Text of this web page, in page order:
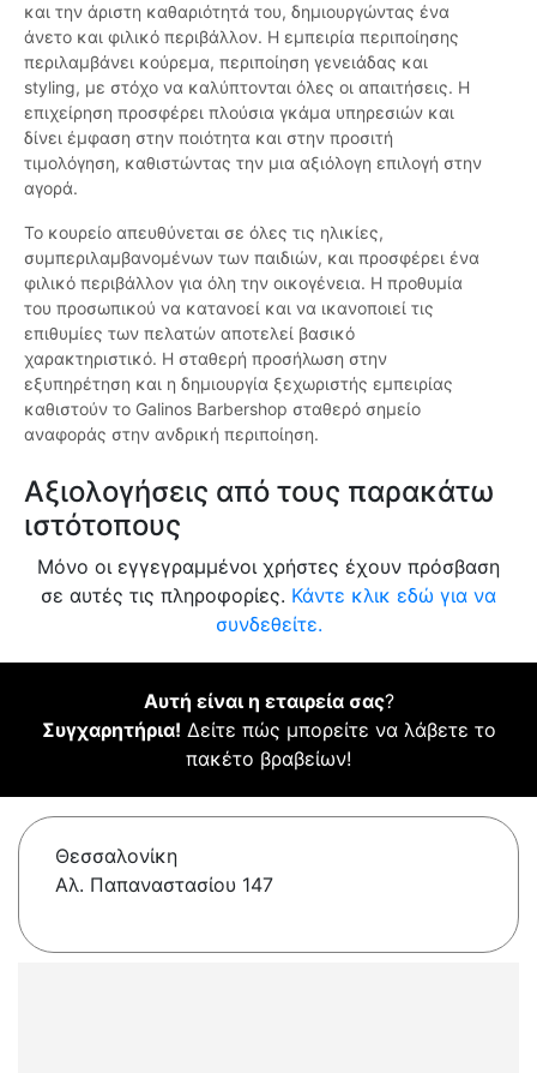
και την άριστη καθαριότητά του, δημιουργώντας ένα
άνετο και φιλικό περιβάλλον. Η εμπειρία περιποίησης
περιλαμβάνει κούρεμα, περιποίηση γενειάδας και
styling, με στόχο να καλύπτονται όλες οι απαιτήσεις. Η
επιχείρηση προσφέρει πλούσια γκάμα υπηρεσιών και
δίνει έμφαση στην ποιότητα και στην προσιτή
τιμολόγηση, καθιστώντας την μια αξιόλογη επιλογή στην
αγορά.
Το κουρείο απευθύνεται σε όλες τις ηλικίες,
συμπεριλαμβανομένων των παιδιών, και προσφέρει ένα
φιλικό περιβάλλον για όλη την οικογένεια. Η προθυμία
του προσωπικού να κατανοεί και να ικανοποιεί τις
επιθυμίες των πελατών αποτελεί βασικό
χαρακτηριστικό. Η σταθερή προσήλωση στην
εξυπηρέτηση και η δημιουργία ξεχωριστής εμπειρίας
καθιστούν το Galinos Barbershop σταθερό σημείο
αναφοράς στην ανδρική περιποίηση.
Αξιολογήσεις από τους παρακάτω
ιστότοπους
Μόνο οι εγγεγραμμένοι χρήστες έχουν πρόσβαση
σε αυτές τις πληροφορίες. Κάντε κλικ εδώ για να
συνδεθείτε.
Αυτή είναι η εταιρεία σας?
Συγχαρητήρια! Δείτε πώς μπορείτε να λάβετε το
πακέτο βραβείων!
Θεσσαλονίκη
Αλ. Παπαναστασίου 147